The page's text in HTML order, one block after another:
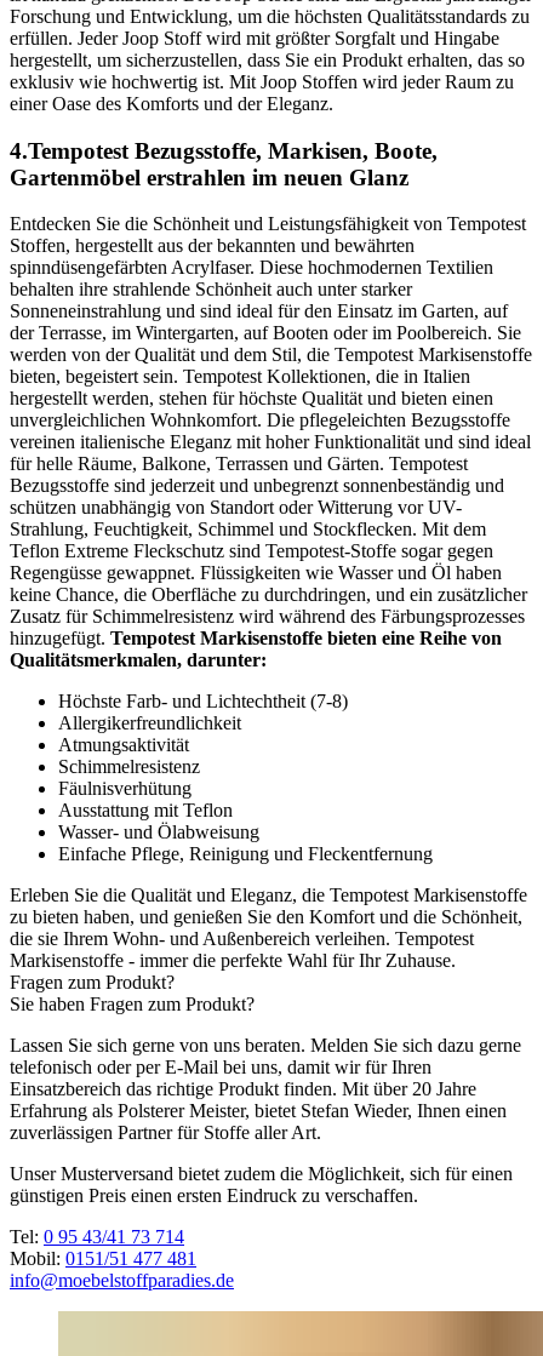
Forschung und Entwicklung, um die höchsten Qualitätsstandards zu
erfüllen. Jeder Joop Stoff wird mit größter Sorgfalt und Hingabe
hergestellt, um sicherzustellen, dass Sie ein Produkt erhalten, das so
exklusiv wie hochwertig ist. Mit Joop Stoffen wird jeder Raum zu
einer Oase des Komforts und der Eleganz.
4.Tempotest Bezugsstoffe, Markisen, Boote,
Gartenmöbel erstrahlen im neuen Glanz
Entdecken Sie die Schönheit und Leistungsfähigkeit von Tempotest
Stoffen, hergestellt aus der bekannten und bewährten
spinndüsengefärbten Acrylfaser. Diese hochmodernen Textilien
behalten ihre strahlende Schönheit auch unter starker
Sonneneinstrahlung und sind ideal für den Einsatz im Garten, auf
der Terrasse, im Wintergarten, auf Booten oder im Poolbereich. Sie
werden von der Qualität und dem Stil, die Tempotest Markisenstoffe
bieten, begeistert sein. Tempotest Kollektionen, die in Italien
hergestellt werden, stehen für höchste Qualität und bieten einen
unvergleichlichen Wohnkomfort. Die pflegeleichten Bezugsstoffe
vereinen italienische Eleganz mit hoher Funktionalität und sind ideal
für helle Räume, Balkone, Terrassen und Gärten. Tempotest
Bezugsstoffe sind jederzeit und unbegrenzt sonnenbeständig und
schützen unabhängig von Standort oder Witterung vor UV-
Strahlung, Feuchtigkeit, Schimmel und Stockflecken. Mit dem
Teflon Extreme Fleckschutz sind Tempotest-Stoffe sogar gegen
Regengüsse gewappnet. Flüssigkeiten wie Wasser und Öl haben
keine Chance, die Oberfläche zu durchdringen, und ein zusätzlicher
Zusatz für Schimmelresistenz wird während des Färbungsprozesses
hinzugefügt. Tempotest Markisenstoffe bieten eine Reihe von
Qualitätsmerkmalen, darunter:
Höchste Farb- und Lichtechtheit (7-8)
Allergikerfreundlichkeit
Atmungsaktivität
Schimmelresistenz
Fäulnisverhütung
Ausstattung mit Teflon
Wasser- und Ölabweisung
Einfache Pflege, Reinigung und Fleckentfernung
Erleben Sie die Qualität und Eleganz, die Tempotest Markisenstoffe
zu bieten haben, und genießen Sie den Komfort und die Schönheit,
die sie Ihrem Wohn- und Außenbereich verleihen. Tempotest
Markisenstoffe - immer die perfekte Wahl für Ihr Zuhause.
Fragen zum Produkt?
Sie haben Fragen zum Produkt?
Lassen Sie sich gerne von uns beraten. Melden Sie sich dazu gerne
telefonisch oder per E-Mail bei uns, damit wir für Ihren
Einsatzbereich das richtige Produkt finden. Mit über 20 Jahre
Erfahrung als Polsterer Meister, bietet Stefan Wieder, Ihnen einen
zuverlässigen Partner für Stoffe aller Art.
Unser Musterversand bietet zudem die Möglichkeit, sich für einen
günstigen Preis einen ersten Eindruck zu verschaffen.
Tel: 0 95 43/41 73 714
Mobil: 0151/51 477 481
info@moebelstoffparadies.de